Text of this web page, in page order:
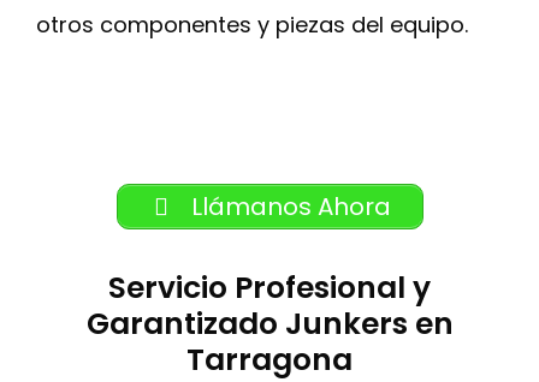
otros componentes y piezas del equipo.
Llámanos Ahora
Servicio Profesional y
Garantizado Junkers en
Tarragona